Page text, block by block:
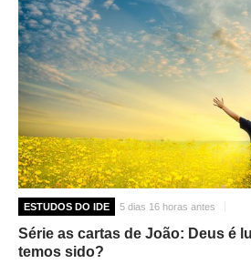
ESTUDOS DO IDE 5 dias 16 horas antes
Série as cartas de João: Deus é
temos sido?